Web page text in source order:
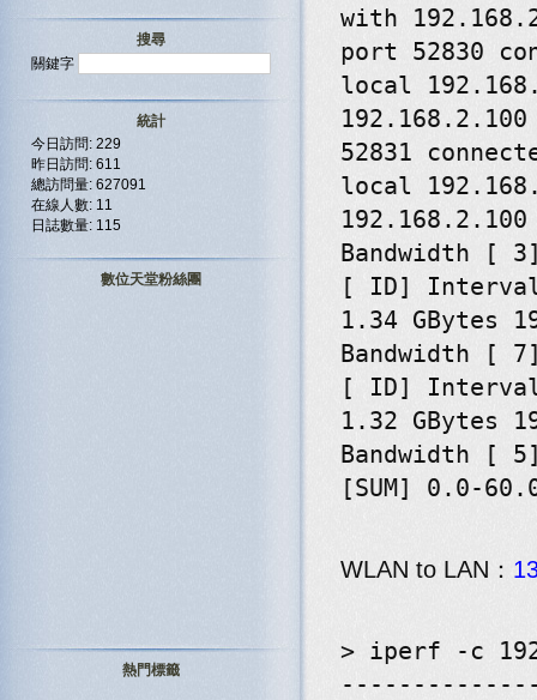
with
port 52830
local
52831
local
Bandwidth [
[ ID] Interval
1.34 GBytes
Bandwidth [
[ ID] Interval
1.32 GBytes
Bandwidth [
[SUM] 0.0-
WLAN to LAN：
> iperf -c
搜尋
關鍵字
統計
今日訪問: 229
昨日訪問: 611
總訪問量: 627091
在線人數: 11
日誌數量: 115
數位天堂粉絲團
熱門標籤